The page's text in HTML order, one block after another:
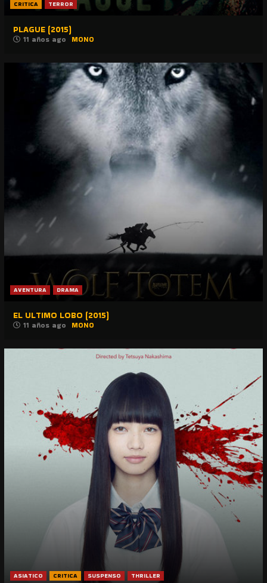
CRITICA TERROR
PLAGUE (2015)
11 años ago MONO
AVENTURA DRAMA
EL ULTIMO LOBO (2015)
11 años ago MONO
ASIATICO CRITICA SUSPENSO THRILLER